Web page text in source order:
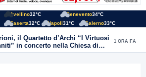
Avellino32°C Benevento34°C
Caserta32°C Napoli31°C Salerno33°C
il Quartetto d’Archi “I Virtuosi
in concerto nella Chiesa di
Michele Arcangelo
1 ORA FA